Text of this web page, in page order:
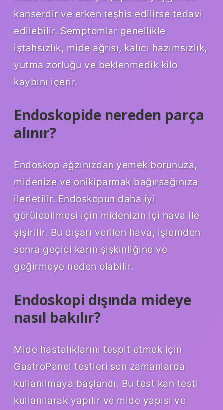
kanserdir ve erken teşhis edilirse tedavi
edilebilir. Semptomlar genellikle
iştahsızlık, mide ağrısı, kalıcı hazımsızlık,
yutma zorluğu ve beklenmedik kilo
kaybını içerir.
Endoskopide nereden parça
alınır?
Endoskop ağzınızdan yemek borunuza,
midenize ve onikiparmak bağırsağınıza
ilerletilir. Endoskopun daha iyi
görülebilmesi için midenizin içi hava ile
şişirilir. Bu dışarı verilen hava, işlemden
sonra geçici karın şişkinliğine ve
geğirmeye neden olabilir.
Endoskopi dışında mideye
nasıl bakılır?
Mide hastalıklarını tespit etmek için
GastroPanel testleri son zamanlarda
kullanılmaya başlandı. Bu test kan testi
kullanılarak yapılır ve mide yapısı ve